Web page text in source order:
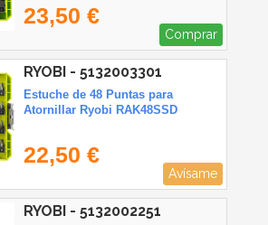
23,50 €
Comprar
RYOBI - 5132003301
Estuche de 48 Puntas para
Atornillar Ryobi RAK48SSD
22,50 €
Avísame
RYOBI - 5132002251